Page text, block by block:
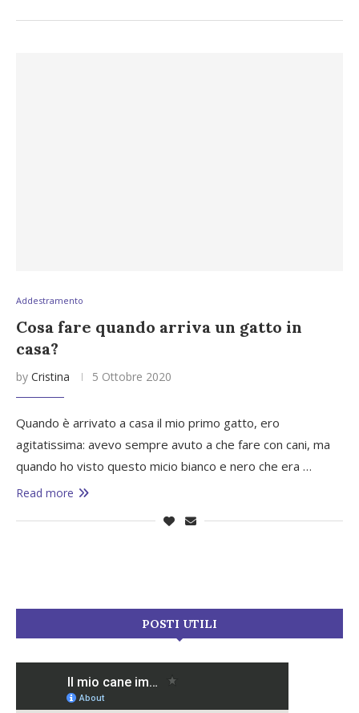
Addestramento
Cosa fare quando arriva un gatto in
casa?
by Cristina 5 Ottobre 2020
Quando è arrivato a casa il mio primo gatto, ero
agitatissima: avevo sempre avuto a che fare con cani, ma
quando ho visto questo micio bianco e nero che era …
Read more
POSTI UTILI